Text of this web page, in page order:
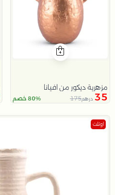
مزهرية ديكور من افيانا
35 درهم175 80% خصم
اوتلت